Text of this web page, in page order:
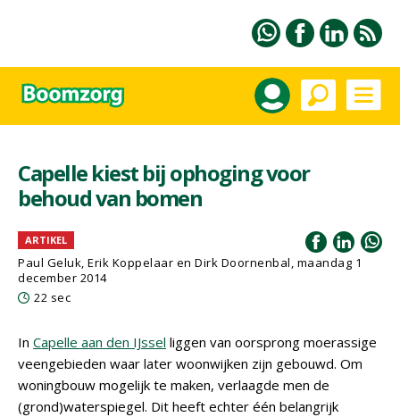
Capelle kiest bij ophoging voor
behoud van bomen
ARTIKEL
Paul Geluk, Erik Koppelaar en Dirk Doornenbal, maandag 1
december 2014
22 sec
In Capelle aan den IJssel liggen van oorsprong moerassige
veengebieden waar later woonwijken zijn gebouwd. Om
woningbouw mogelijk te maken, verlaagde men de
(grond)waterspiegel. Dit heeft echter één belangrijk